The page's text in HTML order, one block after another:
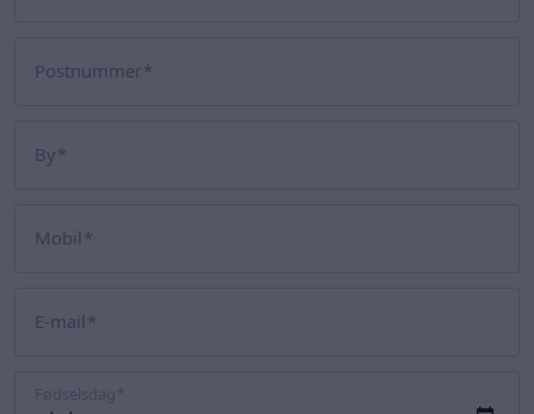
Postnummer
By
Mobil
E-mail